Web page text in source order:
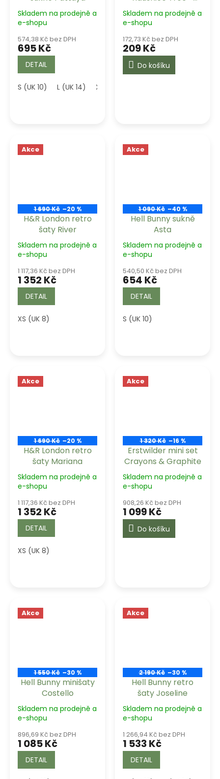
Skladem na prodejně a
e-shopu
574,38 Kč bez DPH
695 Kč
DETAIL
S (UK 10) L (UK 14) XL (UK 16)
Skladem na prodejně a
e-shopu
172,73 Kč bez DPH
209 Kč
Do košíku
Akce
1 690 Kč –20 %
H&R London retro
šaty River
Skladem na prodejně a
e-shopu
1 117,36 Kč bez DPH
1 352 Kč
DETAIL
XS (UK 8)
Akce
1 090 Kč –40 %
Hell Bunny sukně
Asta
Skladem na prodejně a
e-shopu
540,50 Kč bez DPH
654 Kč
DETAIL
S (UK 10)
Akce
1 690 Kč –20 %
H&R London retro
šaty Mariana
Skladem na prodejně a
e-shopu
1 117,36 Kč bez DPH
1 352 Kč
DETAIL
XS (UK 8)
Akce
1 320 Kč –16 %
Erstwilder mini set
Crayons & Graphite
Skladem na prodejně a
e-shopu
908,26 Kč bez DPH
1 099 Kč
Do košíku
Akce
1 550 Kč –30 %
Hell Bunny minišaty
Costello
Skladem na prodejně a
e-shopu
896,69 Kč bez DPH
1 085 Kč
DETAIL
Akce
2 190 Kč –30 %
Hell Bunny retro
šaty Joseline
Skladem na prodejně a
e-shopu
1 266,94 Kč bez DPH
1 533 Kč
DETAIL